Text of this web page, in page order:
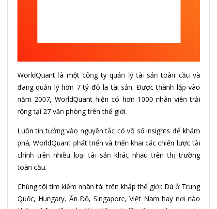
WorldQuant là một công ty quản lý tài sản toàn cầu và
đang quản lý hơn 7 tỷ đô la tài sản. Được thành lập vào
năm 2007, WorldQuant hiện có hơn 1000 nhân viên trải
rộng tại 27 văn phòng trên thế giới.
Luôn tin tưởng vào nguyên tắc có vô số insights để khám
phá, WorldQuant phát triển và triển khai các chiến lược tài
chính trên nhiều loại tài sản khác nhau trên thị trường
toàn cầu.
Chúng tôi tìm kiếm nhân tài trên khắp thế giới: Dù ở Trung
Quốc, Hungary, Ấn Độ, Singapore, Việt Nam hay nơi nào